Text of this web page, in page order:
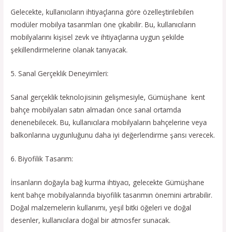
Gelecekte, kullanıcıların ihtiyaçlarına göre özelleştirilebilen
modüler mobilya tasarımları öne çıkabilir. Bu, kullanıcıların
mobilyalarını kişisel zevk ve ihtiyaçlarına uygun şekilde
şekillendirmelerine olanak tanıyacak.
5. Sanal Gerçeklik Deneyimleri:
Sanal gerçeklik teknolojisinin gelişmesiyle, Gümüşhane kent
bahçe mobilyaları satın almadan önce sanal ortamda
denenebilecek. Bu, kullanıcılara mobilyaların bahçelerine veya
balkonlarına uygunluğunu daha iyi değerlendirme şansı verecek.
6. Biyofilik Tasarım:
İnsanların doğayla bağ kurma ihtiyacı, gelecekte Gümüşhane
kent bahçe mobilyalarında biyofilik tasarımın önemini artırabilir.
Doğal malzemelerin kullanımı, yeşil bitki öğeleri ve doğal
desenler, kullanıcılara doğal bir atmosfer sunacak.